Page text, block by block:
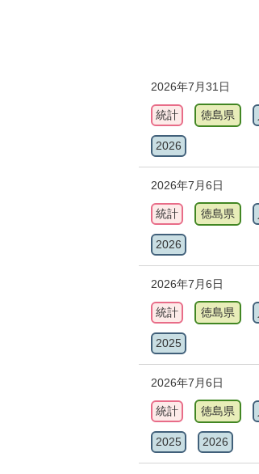
2026年7月31日
統計 徳島県
2026
2026年7月6日
統計 徳島県
2026
2026年7月6日
統計 徳島県
2025
2026年7月6日
統計 徳島県
2025 2026